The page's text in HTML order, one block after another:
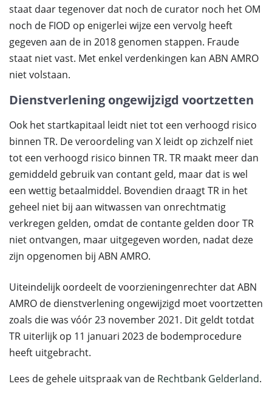
staat daar tegenover dat noch de curator noch het OM
noch de FIOD op enigerlei wijze een vervolg heeft
gegeven aan de in 2018 genomen stappen. Fraude
staat niet vast. Met enkel verdenkingen kan ABN AMRO
niet volstaan.
Dienstverlening ongewijzigd voortzetten
Ook het startkapitaal leidt niet tot een verhoogd risico
binnen TR. De veroordeling van X leidt op zichzelf niet
tot een verhoogd risico binnen TR. TR maakt meer dan
gemiddeld gebruik van contant geld, maar dat is wel
een wettig betaalmiddel. Bovendien draagt TR in het
geheel niet bij aan witwassen van onrechtmatig
verkregen gelden, omdat de contante gelden door TR
niet ontvangen, maar uitgegeven worden, nadat deze
zijn opgenomen bij ABN AMRO.
Uiteindelijk oordeelt de voorzieningenrechter dat ABN
AMRO de dienstverlening ongewijzigd moet voortzetten
zoals die was vóór 23 november 2021. Dit geldt totdat
TR uiterlijk op 11 januari 2023 de bodemprocedure
heeft uitgebracht.
Lees de gehele uitspraak van de Rechtbank Gelderland.